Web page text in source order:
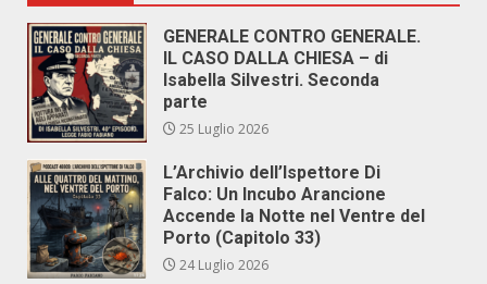
GENERALE CONTRO GENERALE.
IL CASO DALLA CHIESA – di
Isabella Silvestri. Seconda
parte
25 Luglio 2026
L’Archivio dell’Ispettore Di
Falco: Un Incubo Arancione
Accende la Notte nel Ventre del
Porto (Capitolo 33)
24 Luglio 2026